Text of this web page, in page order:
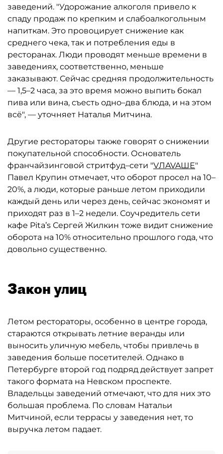
заведений. "Удорожание алкоголя привело к
спаду продаж по крепким и слабоалкогольным
напиткам. Это провоцирует снижение как
среднего чека, так и потребления еды в
ресторанах. Люди проводят меньше времени в
заведениях, соответственно, меньше
заказывают. Сейчас средняя продолжительность
— 1,5–2 часа, за это время можно выпить бокал
пива или вина, съесть одно–два блюда, и на этом
всё", — уточняет Наталья Митчина.
Другие рестораторы также говорят о снижении
покупательной способности. Основатель
франчайзинговой стритфуд–сети "VЛAVAШЕ"
Павел Крупин отмечает, что оборот просел на 10–
20%, а люди, которые раньше летом приходили
каждый день или через день, сейчас экономят и
приходят раз в 1–2 недели. Соучредитель сети
кафе Pita’s Сергей Жилкин тоже видит снижение
оборота на 10% относительно прошлого года, что
довольно существенно.
Закон улиц
Летом рестораторы, особенно в центре города,
стараются открывать летние веранды или
выносить уличную мебель, чтобы привлечь в
заведения больше посетителей. Однако в
Петербурге второй год подряд действует запрет
такого формата на Невском проспекте.
Владельцы заведений отмечают, что для них это
большая проблема. По словам Натальи
Митчиной, если террасы у заведения нет, то
выручка летом падает.